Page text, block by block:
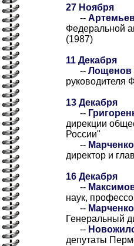
27 Ноября
--
Федеральной
(1987)
11 Декабря
-- Лощенов
руководителя
13 Декабря
--
дирекции
России"
--
директор и
16 Декабря
--
наук,
--
Генеральный
--
депутаты